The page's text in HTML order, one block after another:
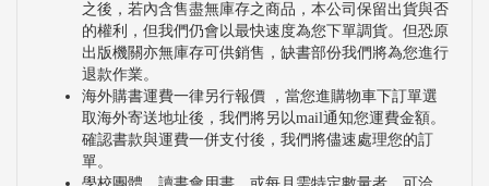
之後，若內含售盡無庫存之商品，本公司保留出貨與否
的權利，但我們仍會以最快速度為您下單調貨。但恐原
出版機關亦無庫存可供銷售，缺書部份我們將為您進行
退款作業。
海外購書運費一律另行報價 ，當您進購物車下訂單選
取海外寄送地址後，我們將另以mail通知您運費金額。
確認書款與運費一併支付後，我們將儘速處理您的訂
單。